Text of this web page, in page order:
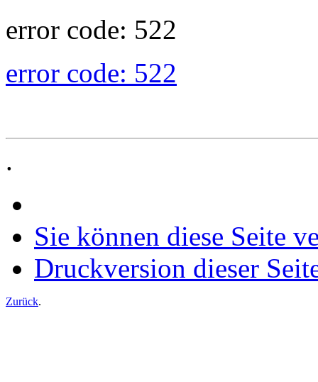
error code: 522
error code: 522
.
Sie können diese Seite
Druckversion dieser
Zurück.